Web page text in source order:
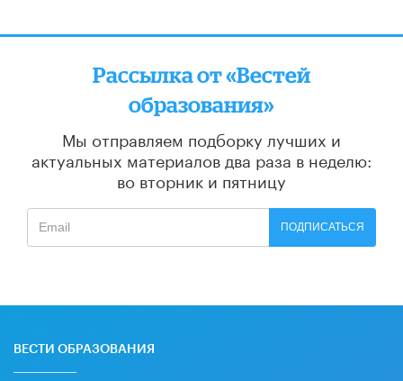
Рассылка от «Вестей
образования»
Мы отправляем подборку лучших и
актуальных материалов два раза в неделю:
во вторник и пятницу
ПОДПИСАТЬСЯ
ВЕСТИ ОБРАЗОВАНИЯ